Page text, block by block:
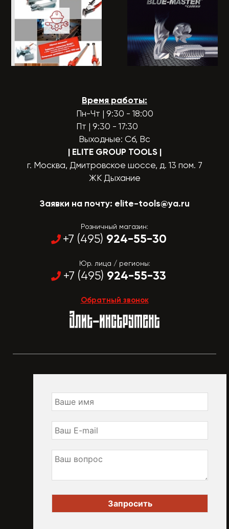
Время работы:
Пн-Чт | 9:30 - 18:00
Пт | 9:30 - 17:30
Выходные: Сб, Вс
| ELITE GROUP TOOLS |
г. Москва, Дмитровское шоссе, д. 13 пом. 7
ЖК Дыхание
Заявки на почту: elite-tools@ya.ru
Розничный магазин:
+7 (495) 924-55-30
Юр. лица / регионы:
+7 (495) 924-55-33
Обратный звонок